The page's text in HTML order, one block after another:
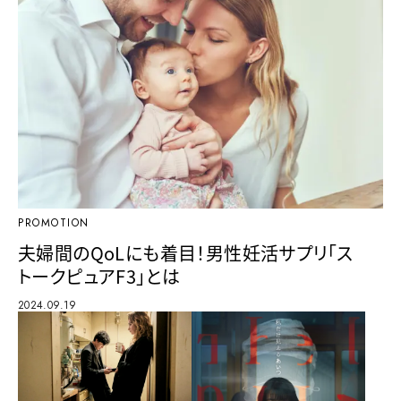
PROMOTION
夫婦間のQoLにも着目！男性妊活サプリ「ス
トークピュアF3」とは
2024.09.19